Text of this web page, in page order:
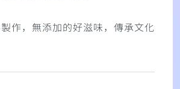
作，無添加的好滋味，傳承文化